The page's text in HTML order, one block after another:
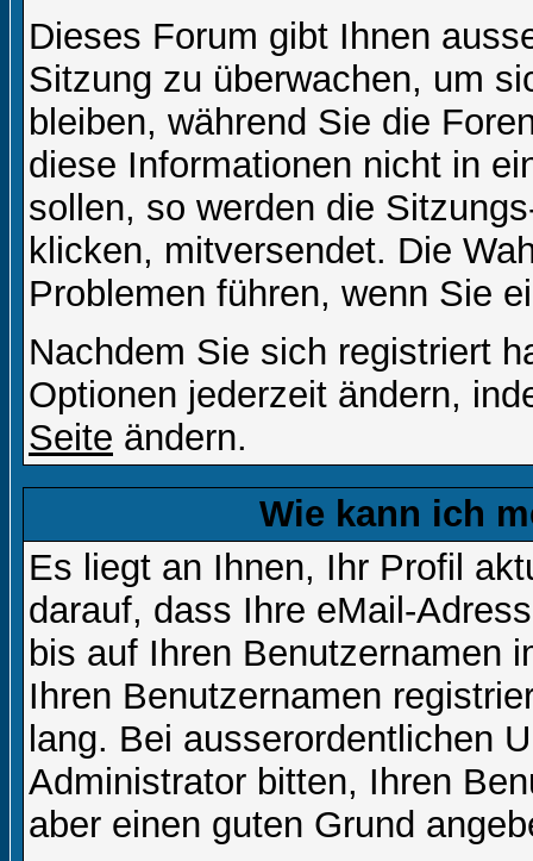
Dieses Forum gibt Ihnen
Sitzung zu überwachen, um
bleiben, während Sie die
diese Informationen nicht in
sollen, so werden die
klicken, mitversendet. Die
Problemen führen, wenn Sie
Nachdem Sie sich registriert
Optionen jederzeit ändern,
Seite ändern.
Wie kann ich
Es liegt an Ihnen, Ihr Profil
darauf, dass Ihre eMail-
bis auf Ihren Benutzernamen
Ihren Benutzernamen
lang. Bei ausserordentlichen
Administrator bitten, Ihren
aber einen guten Grund